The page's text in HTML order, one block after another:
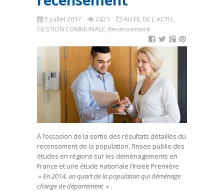
5 juillet 2017 2421 AU FIL DE L'ACTU,
GESTION COMMUNALE, Recensement
À l’occasion de la sortie des résultats détaillés du
recensement de la population, l’Insee publie des
études en régions sur les déménagements en
France et une étude nationale l’Insee Première
»En 2014, un quart de la population qui déménage
change de département » .